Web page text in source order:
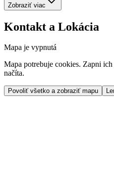
Zobraziť viac
Kontakt a Lokácia
Mapa je vypnutá
Mapa potrebuje cookies. Zapni
načíta.
Povoliť všetko a zobraziť mapu